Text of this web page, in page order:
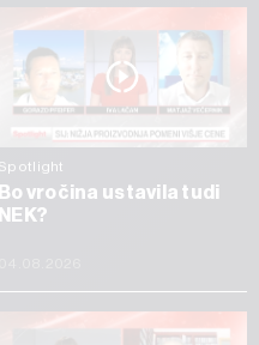
Spotlight
Bo vročina ustavila tudi
NEK?